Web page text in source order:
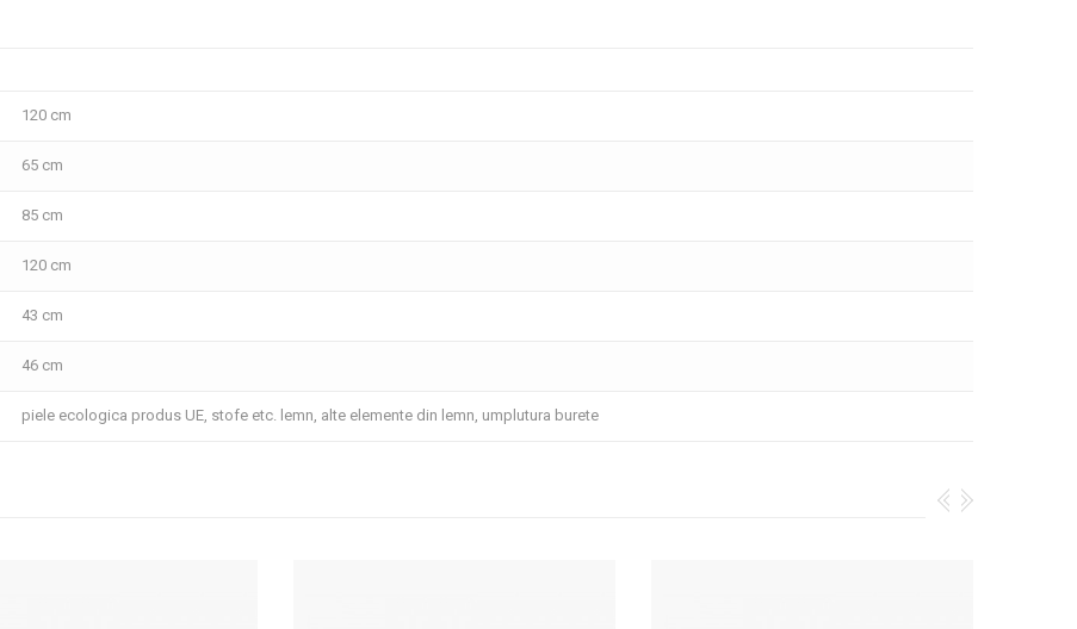
120 cm
65 cm
85 cm
120 cm
43 cm
46 cm
piele ecologica produs UE, stofe etc. lemn, alte elemente din lemn, umplutura burete